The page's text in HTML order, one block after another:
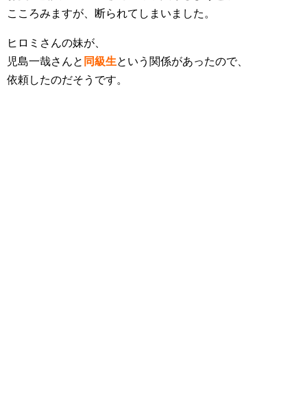
こころみますが、断られてしまいました。
ヒロミさんの妹が、
児島一哉さんと 同級生という関係があったので、
依頼したのだそうです。